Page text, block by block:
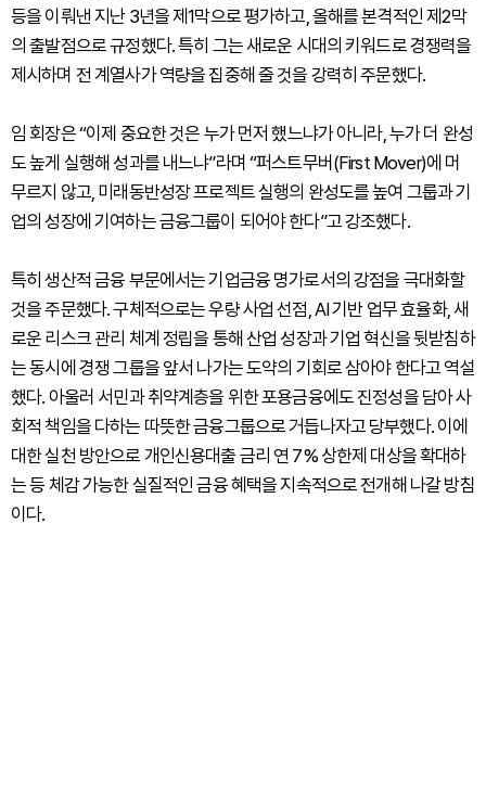
등을 이뤄낸 지난 3년을 제1막으로 평가하고, 올해를 본격적인 제2막
의 출발점으로 규정했다. 특히 그는 새로운 시대의 키워드로 경쟁력을
제시하며 전 계열사가 역량을 집중해 줄 것을 강력히 주문했다.
임 회장은 “이제 중요한 것은 누가 먼저 했느냐가 아니라, 누가 더 완성
도 높게 실행해 성과를 내느냐”라며 “퍼스트무버(First Mover)에 머
무르지 않고, 미래동반성장 프로젝트 실행의 완성도를 높여 그룹과 기
업의 성장에 기여하는 금융그룹이 되어야 한다”고 강조했다.
특히 생산적 금융 부문에서는 기업금융 명가로서의 강점을 극대화할
것을 주문했다. 구체적으로는 우량 사업 선점, AI 기반 업무 효율화, 새
로운 리스크 관리 체계 정립을 통해 산업 성장과 기업 혁신을 뒷받침하
는 동시에 경쟁 그룹을 앞서 나가는 도약의 기회로 삼아야 한다고 역설
했다. 아울러 서민과 취약계층을 위한 포용금융에도 진정성을 담아 사
회적 책임을 다하는 따뜻한 금융그룹으로 거듭나자고 당부했다. 이에
대한 실천 방안으로 개인신용대출 금리 연 7% 상한제 대상을 확대하
는 등 체감 가능한 실질적인 금융 혜택을 지속적으로 전개해 나갈 방침
이다.